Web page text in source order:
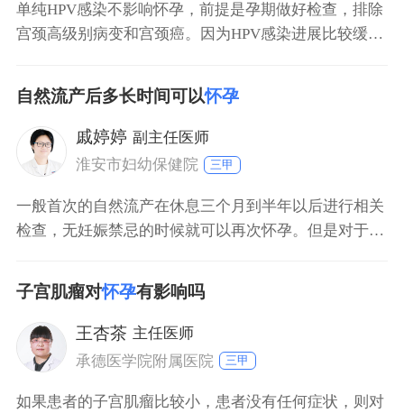
单纯HPV感染不影响怀孕，前提是孕期做好检查，排除
宫颈高级别病变和宫颈癌。因为HPV感染进展比较缓
阴，只有10%左右患者属于持续感染，3～5年才会引起
癌前病变，5～10年才会发生宫颈癌。也有研究发现，
HPV感染时对妊娠没有太大影响，比如流产、早产、难
产，但是部分女性担心怀孕期间HPV感染是否
自然流产后多长时间可以怀孕
戚婷婷 副主任医师
淮安市妇幼保健院
三甲
一般首次的自然流产在休息三个月到半年以后进行相关
检查，无妊娠禁忌的时候就可以再次怀孕。但是对于复
生三次及三次以上的自然流产，虽然复发性流产定义为
连续三次或三次以上，但是大多数专家认为连续发生两
次流产，应重视并予评估。早期复发性流产常见原因为
胚胎染色体异常、免疫功能低下、黄体功能不全、甲状
腺功
子宫肌瘤对怀孕有影响吗
王杏茶 主任医师
承德医学院附属医院
三甲
如果患者的子宫肌瘤比较小，患者没有任何症状，则对